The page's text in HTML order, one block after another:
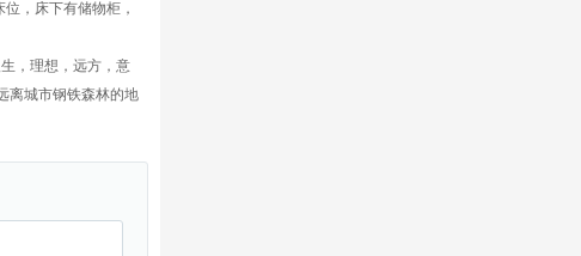
，床下有储物柜，
，理想，远方，意
离城市钢铁森林的地